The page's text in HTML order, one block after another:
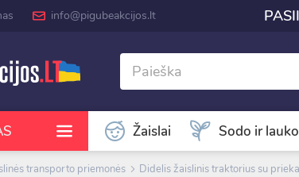
info@pigubeakcijos.lt
Žaislai Sodo ir
transporto priemonės Didelis žaislinis traktorius su